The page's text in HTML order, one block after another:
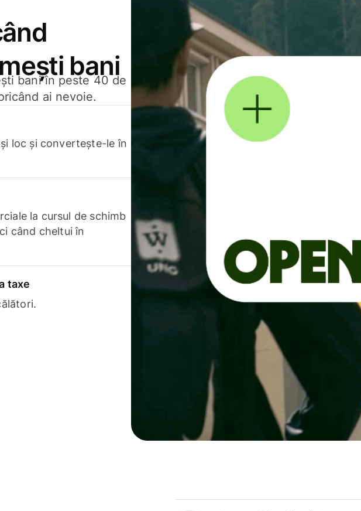
bani
bani în peste 40 de
ai nevoie.
loc și convertește-le în
la cursul de schimb
când cheltui în
taxe